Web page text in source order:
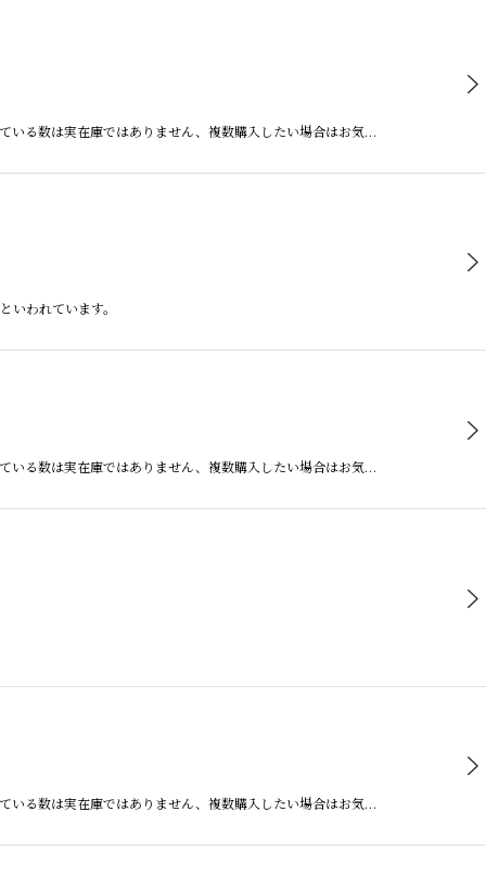
いる数は実在庫ではありません、複数購入したい場合はお気…
われています。
いる数は実在庫ではありません、複数購入したい場合はお気…
いる数は実在庫ではありません、複数購入したい場合はお気…